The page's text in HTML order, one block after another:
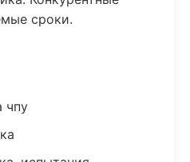
сроки.
чпу